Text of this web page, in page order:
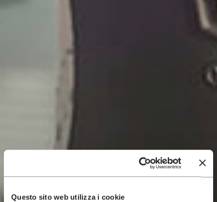
Questo sito web utilizza i cookie